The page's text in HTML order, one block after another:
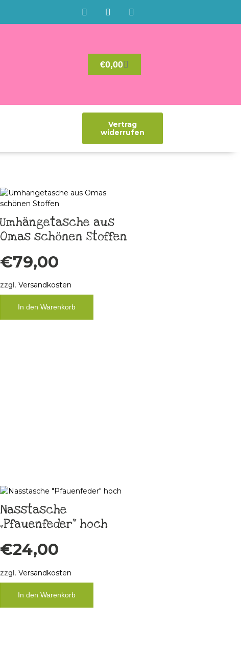
€0,00
Vertrag
widerrufen
Umhängetasche aus
Omas schönen Stoffen
€79,00
zzgl. Versandkosten
In den Warenkorb
Nasstasche
„Pfauenfeder“ hoch
€24,00
zzgl. Versandkosten
In den Warenkorb